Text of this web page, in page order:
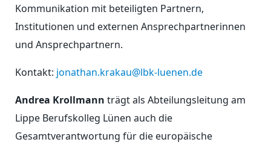
Kommunikation mit beteiligten Partnern,
Institutionen und externen Ansprechpartnerinnen
und Ansprechpartnern.
Kontakt: jonathan.krakau@lbk-luenen.de
Andrea Krollmann trägt als Abteilungsleitung am
Lippe Berufskolleg Lünen auch die
Gesamtverantwortung für die europäische